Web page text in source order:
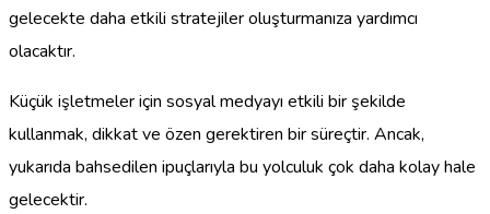
gelecekte daha etkili stratejiler oluşturmanıza yardımcı
olacaktır.
Küçük işletmeler için sosyal medyayı etkili bir şekilde
kullanmak, dikkat ve özen gerektiren bir süreçtir. Ancak,
yukarıda bahsedilen ipuçlarıyla bu yolculuk çok daha kolay hale
gelecektir.